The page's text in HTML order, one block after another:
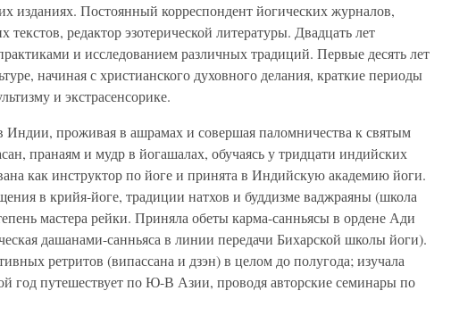
изданиях. Постоянный корреспондент йогических журналов,
текстов, редактор эзотерической литературы. Двадцать лет
и исследованием различных традиций. Первые десять лет
начиная с христианского духовного делания, краткие периоды
и экстрасенсорике.
Индии, проживая в ашрамах и совершая паломничества к святым
пранаям и мудр в йогашалах, обучаясь у тридцати индийских
как инструктор по йоге и принята в Индийскую академию йоги.
в крийя-йоге, традиции натхов и буддизме ваджраяны (школа
мастера рейки. Приняла обеты карма-санньясы в ордене Ади
дашанами-санньяса в линии передачи Бихарской школы йоги).
ретритов (випассана и дзэн) в целом до полугода; изучала
год путешествует по Ю-В Азии, проводя авторские семинары по